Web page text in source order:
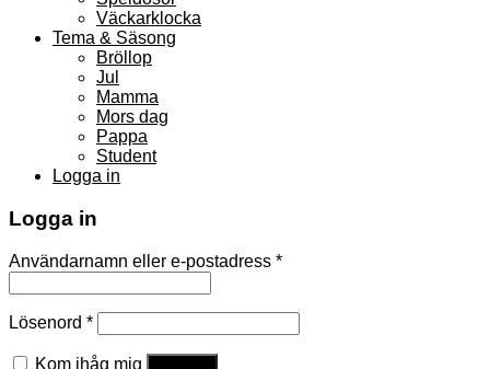
Väckarklocka
Tema & Säsong
Bröllop
Jul
Mamma
Mors dag
Pappa
Student
Logga in
Logga in
Användarnamn eller e-postadress *
Lösenord *
Kom ihåg mig